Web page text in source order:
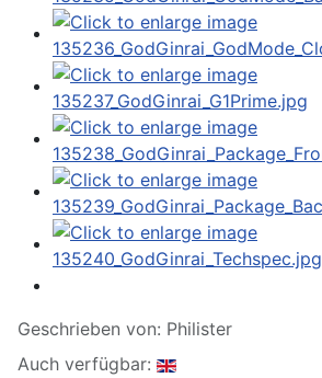
Geschrieben von: Philister
Auch verfügbar: